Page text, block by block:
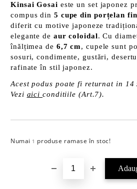
Kinsai Gosai este un set japonez
compus din 5 cupe din porțelan fin
diferit cu motive japoneze
elegante de aur coloidal. Cu
înălțimea de 6,7 cm, cupele sunt
sosuri, condimente, gustări,
rafinate în stil japonez.
Acest podus poate fi returnat in
Vezi aici conditiile (Art.7).
Numai 1 produse ramase în stoc!